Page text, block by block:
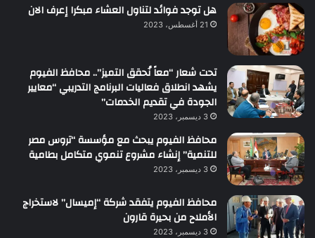
هل توجد فوائد لتناول العشاء مبكرا إعرف الان
21 أغسطس، 2023
تحت شعار “معاً نُحقق التميز”.. محافظ الفيوم
يشهد انطلاق فعاليات البرنامج التدريبي “معايير
الجودة في تقديم الخدمات”
3 ديسمبر، 2023
محافظ الفيوم يبحث مع مؤسسة “تروس مصر
للتنمية” إنشاء مشروع تنموي متكامل بطامية
3 ديسمبر، 2023
محافظ الفيوم يتفقد شركة “إميسال” لاستخراج
الأملاح من بحيرة قارون
3 ديسمبر، 2023